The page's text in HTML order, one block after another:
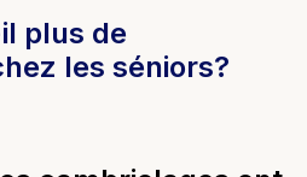
plus de
les séniors?